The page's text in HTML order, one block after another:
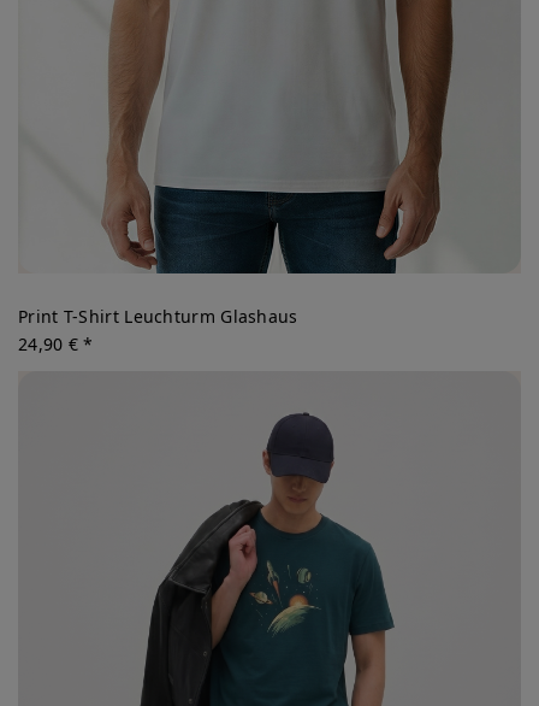
Print T-Shirt Leuchturm Glashaus
24,90 € *